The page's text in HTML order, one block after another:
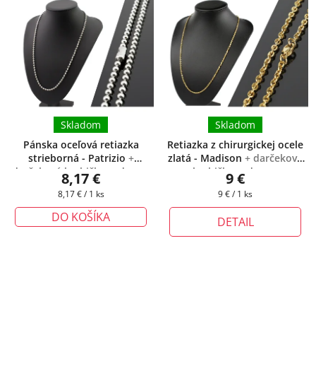
Pánska oceľová retiazka
strieborná - Patrizio +
darčeková krabička zadarmo
Skladom
8,17 €
Jednotková
8,17 € / 1 ks
DO KOŠÍKA
Retiazka z chirurgickej ocele
zlatá - Madison + darčeková
krabička zadarmo
Skladom
9 €
Jednotková
9 € / 1 ks
DETAIL